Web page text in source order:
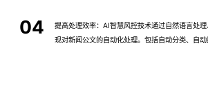
提高处理效率：AI智慧风控技术通过自然语言处
现对新闻公文的自动化处理。包括自动分类、自
04